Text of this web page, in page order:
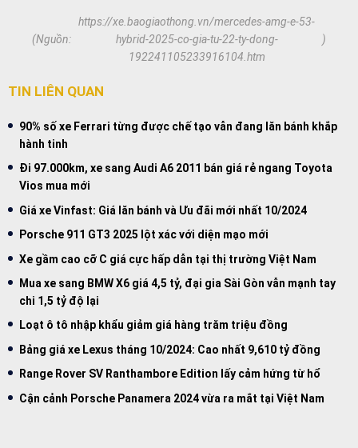
(Nguồn:
https://xe.baogiaothong.vn/mercedes-amg-e-53-
hybrid-2025-co-gia-tu-22-ty-dong-
192241105233916104.htm
)
TIN LIÊN QUAN
90% số xe Ferrari từng được chế tạo vẫn đang lăn bánh khắp
hành tinh
Đi 97.000km, xe sang Audi A6 2011 bán giá rẻ ngang Toyota
Vios mua mới
Giá xe Vinfast: Giá lăn bánh và Ưu đãi mới nhất 10/2024
Porsche 911 GT3 2025 lột xác với diện mạo mới
Xe gầm cao cỡ C giá cực hấp dẫn tại thị trường Việt Nam
Mua xe sang BMW X6 giá 4,5 tỷ, đại gia Sài Gòn vẫn mạnh tay
chi 1,5 tỷ độ lại
Loạt ô tô nhập khẩu giảm giá hàng trăm triệu đồng
Bảng giá xe Lexus tháng 10/2024: Cao nhất 9,610 tỷ đồng
Range Rover SV Ranthambore Edition lấy cảm hứng từ hổ
Cận cảnh Porsche Panamera 2024 vừa ra mắt tại Việt Nam